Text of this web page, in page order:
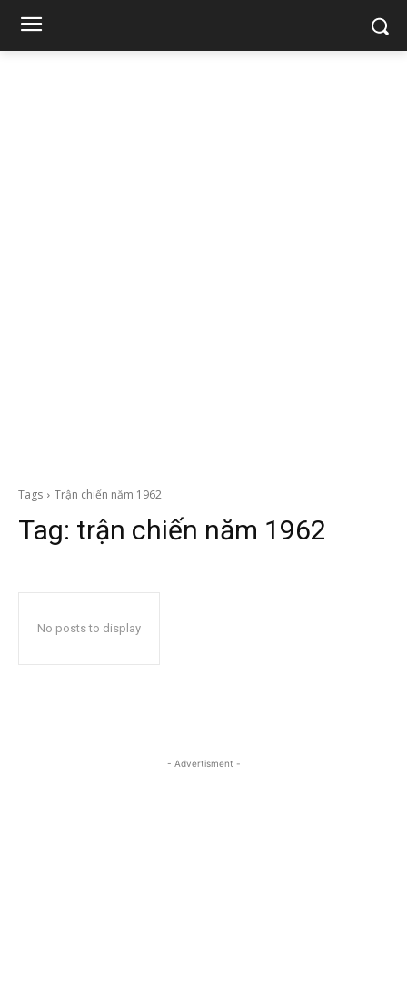
Tags Trận chiến năm 1962
Tag: trận chiến năm 1962
No posts to display
- Advertisment -